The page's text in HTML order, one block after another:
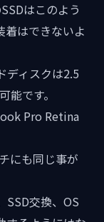
はこのよう
着はできないよ
ディスクは2.5
能です。
Pro Retina
にも同じ事が
SSD交換、OS